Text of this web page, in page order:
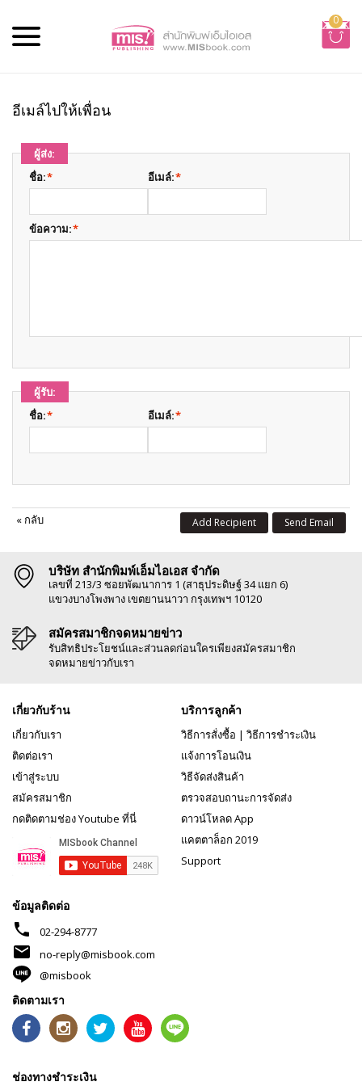
0
อีเมล์ไปให้เพื่อน
ผู้ส่ง:
*
ชื่อ: *
อีเมล์:
*
ข้อความ:
ผู้รับ:
*
ชื่อ: *
อีเมล์:
« กลับ Send Email
Add Recipient
บริษัท สำนักพิมพ์เอ็มไอเอส จำกัด
เลขที่ 213/3 ซอยพัฒนาการ 1 (สาธุประดิษฐ์ 34 แยก 6)
แขวงบางโพงพาง เขตยานนาวา กรุงเทพฯ 10120
สมัครสมาชิกจดหมายข่าว
รับสิทธิประโยชน์และส่วนลดก่อนใครเพียงสมัครสมาชิก
จดหมายข่าวกับเรา
เกี่ยวกับร้าน
เกี่ยวกับเรา
ติดต่อเรา
เข้าสู่ระบบ
สมัครสมาชิก
กดติดตามช่อง Youtube ที่นี่
บริการลูกค้า
วิธีการสั่งซื้อ | วิธีการชำระเงิน
แจ้งการโอนเงิน
วิธีจัดส่งสินค้า
ตรวจสอบถานะการจัดส่ง
ดาวน์โหลด App
แคตตาล็อก 2019
Support
ข้อมูลติดต่อ
phone 02-294-8777
mail
no-reply@misbook.com
@misbook
ติดตามเรา
ช่องทางชำระเงิน